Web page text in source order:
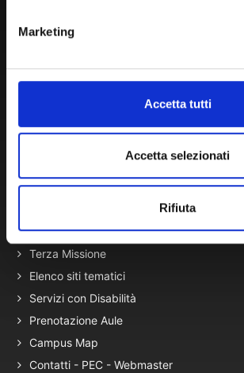
Marketing
Accetta tutti
Accetta selezionati
Rifiuta
Portale Amministrazione Trasparente
Atti di Notifica
Autovalutazione, valutazione e accr.
Nucleo di Valutazione
Bacheca di Ateneo - Bandi e Concorsi
Gare Telematiche (U-Buy) ed Elenco
Terza Missione
Elenco siti tematici
Servizi con Disabilità
Prenotazione Aule
Campus Map
Contatti - PEC - Webmaster